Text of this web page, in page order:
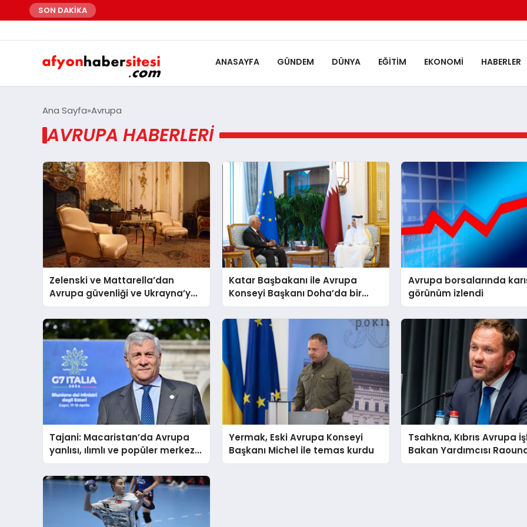
SON DAKİKA
ANASAYFA GÜNDEM DÜNYA EĞITIM EKONOMI HABERLER
Ana Sayfa Avrupa
AVRUPA HABERLERI
Zelenski ve Mattarella’dan
Avrupa güvenliği ve Ukrayna’ya
katkı vurgusu
Katar Başbakanı ile Avrupa
Konseyi Başkanı Doha’da bir
araya geldi
Avrupa borsalarında
görünüm izlendi
Tajani: Macaristan’da Avrupa
yanlısı, ılımlı ve popüler merkez
sağ kazandı
Yermak, Eski Avrupa Konseyi
Başkanı Michel ile temas kurdu
Tsahkna, Kıbrıs Avrupa
Bakan Yardımcısı
temas kurdu